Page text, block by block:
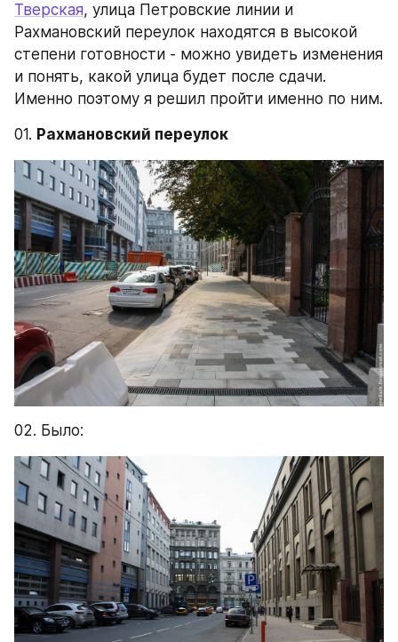
Тверская, улица Петровские линии и
Рахмановский переулок находятся в высокой
степени готовности - можно увидеть изменения
и понять, какой улица будет после сдачи.
Именно поэтому я решил пройти именно по ним.
01. Рахмановский переулок
02. Было: